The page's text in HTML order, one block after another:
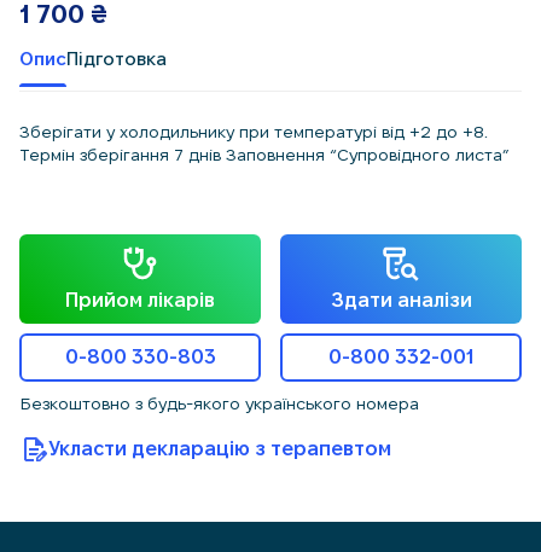
ОписПідготовка
Зберігати у холодильнику при температурі від +2 до +8.
Термін зберігання 7 днів Заповнення “Супровідного листа”
1 700 ₴
Прийом лікарів Здати аналізи
0-800 330-803 0-800 332-001
Безкоштовно з будь-якого українського номера
Укласти декларацію з терапевтом